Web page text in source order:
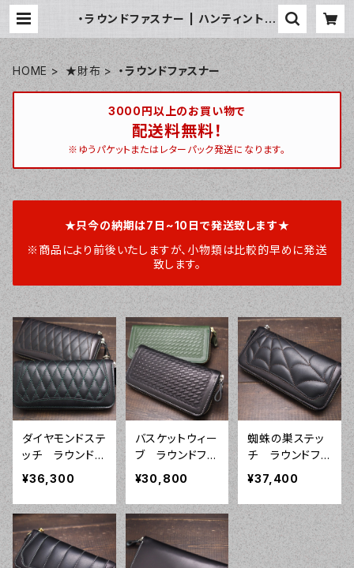
・ラウンドファスナー | ハンティントン
kibase
HOME
★財布 ・ラウンドファスナー
3000円以上のお買い物で
配送料無料！
※ゆうパケットまたはレターパック発送になります。
★只今の納期は7日~10日で発送致します★
※商品により前後いたしますが、小物類は比較的早めに発送
致します。
ダイヤモンドステ
ッチ ラウンドフ
ァスナーウォレッ
ト101
¥36,300
バスケットウィー
ブ ラウンドファ
スナーウォレット
¥30,800
蜘蛛の巣ステッ
チ ラウンドファ
スナーウォレット
¥37,400